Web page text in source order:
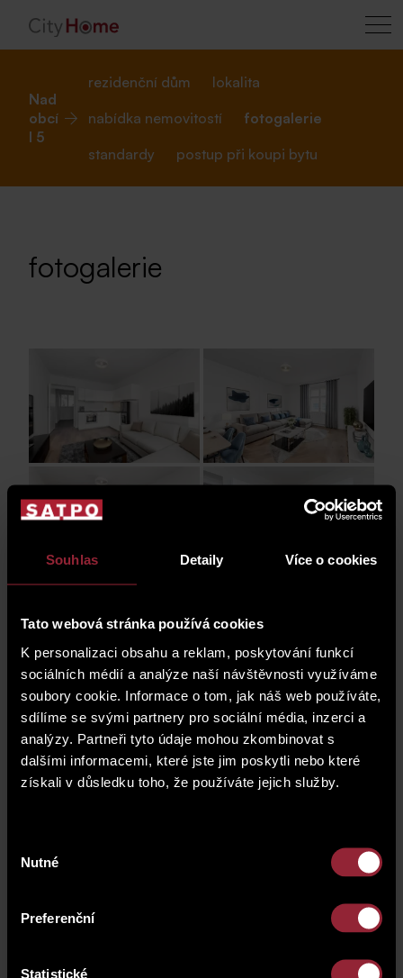
Souhlas Detaily Více o cookies
Tato webová stránka používá cookies
K personalizaci obsahu a reklam, poskytování funkcí
sociálních médií a analýze naší návštěvnosti využíváme
soubory cookie. Informace o tom, jak náš web používáte,
sdílíme se svými partnery pro sociální média, inzerci a
analýzy. Partneři tyto údaje mohou zkombinovat s
dalšími informacemi, které jste jim poskytli nebo které
získali v důsledku toho, že používáte jejich služby.
souhlasu
Nutné
Preferenční
Statistické
Nad
obcí
I 5
rezidenční dům
lokalita
nabídka nemovitostí
fotogalerie
standardy
postup při koupi bytu
fotogalerie